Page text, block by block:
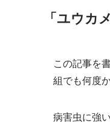
「ユウカ
この記事を
組でも何度
病害虫に強